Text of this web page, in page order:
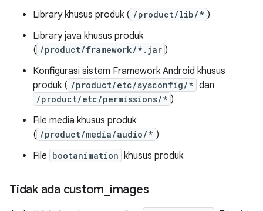
Library khusus produk ( /product/lib/* )
Library java khusus produk
( /product/framework/*.jar )
Konfigurasi sistem Framework Android khusus
produk ( /product/etc/sysconfig/* dan
/product/etc/permissions/* )
File media khusus produk
( /product/media/audio/* )
File bootanimation khusus produk
Tidak ada custom images